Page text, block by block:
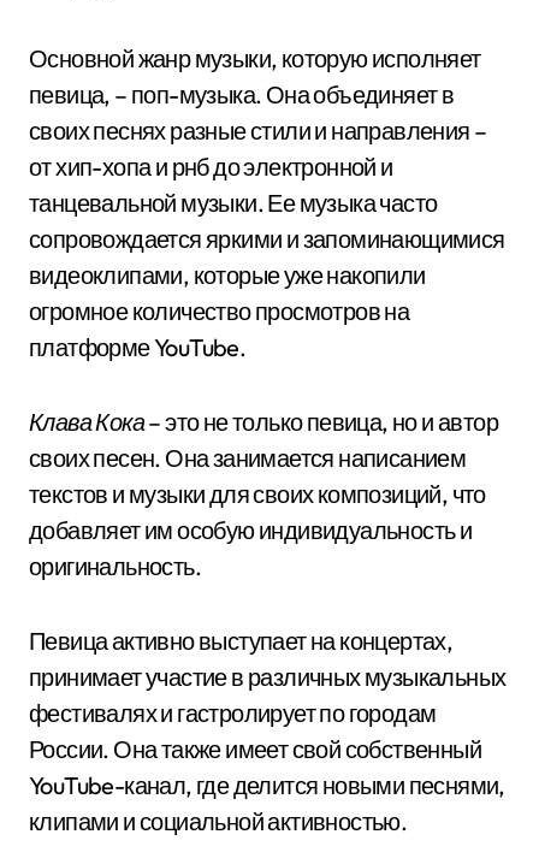
Основной жанр музыки, которую исполняет
певица, – поп-музыка. Она объединяет в
своих песнях разные стили и направления –
от хип-хопа и рнб до электронной и
танцевальной музыки. Ее музыка часто
сопровождается яркими и запоминающимися
видеоклипами, которые уже накопили
огромное количество просмотров на
платформе YouTube.
Клава Кока– это не только певица, но и автор
своих песен. Она занимается написанием
текстов и музыки для своих композиций, что
добавляет им особую индивидуальность и
оригинальность.
Певица активно выступает на концертах,
принимает участие в различных музыкальных
фестивалях и гастролирует по городам
России. Она также имеет свой собственный
YouTube-канал, где делится новыми песнями,
клипами и социальной активностью.